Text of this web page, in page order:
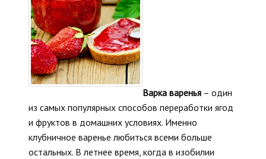
Варка варенья – один
из самых популярных способов переработки ягод
и фруктов в домашних условиях. Именно
клубничное варенье любиться всеми больше
остальных. В летнее время, когда в изобилии